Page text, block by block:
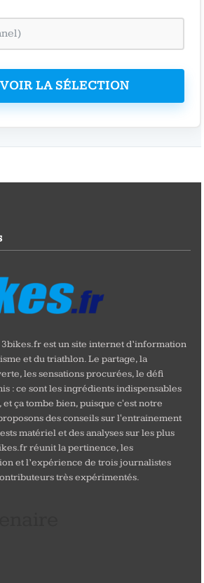
LA SÉLECTION
est un site internet d’information
et du triathlon. Le partage, la
les sensations procurées, le défi
: ce sont les ingrédients indispensables
ça tombe bien, puisque c'est notre
des conseils sur l'entrainement
matériel et des analyses sur les plus
réunit la pertinence, les
et l’expérience de trois journalistes
très expérimentés.